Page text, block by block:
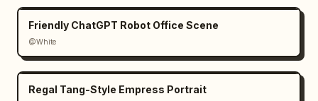
Friendly ChatGPT Robot Office Scene
@White
Regal Tang-Style Empress Portrait